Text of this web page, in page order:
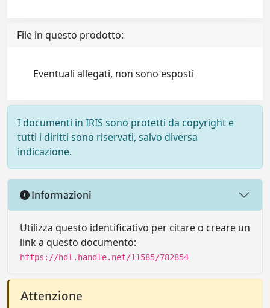
File in questo prodotto:
Eventuali allegati, non sono esposti
I documenti in IRIS sono protetti da copyright e
tutti i diritti sono riservati, salvo diversa
indicazione.
Informazioni
Utilizza questo identificativo per citare o creare un
link a questo documento:
https://hdl.handle.net/11585/782854
Attenzione